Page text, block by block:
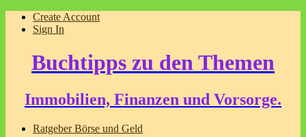
Create Account
Sign In
Buchtipps zu den Themen
Immobilien, Finanzen und Vorsorge.
Ratgeber Börse und Geld